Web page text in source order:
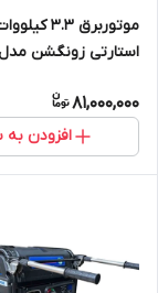
موتوربرق 3.3
استارتی زونگشن مدل KB3700E
81,000,000
افزودن